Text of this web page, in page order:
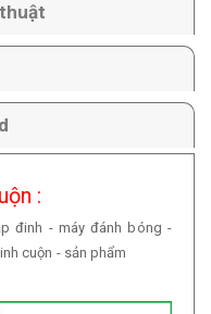
:
đinh - máy đánh bóng -
cuộn - sản phẩm